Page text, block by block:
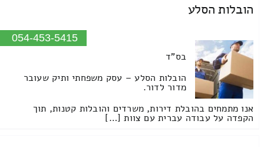
הובלות הסלע
054-453-5415
בס"ד
הובלות הסלע – עסק משפחתי ותיק שעובר
מדור לדור.
אנו מתמחים בהובלת דירות, משרדים והובלות קטנות, תוך
הקפדה על עבודה עברית עם צוות […]